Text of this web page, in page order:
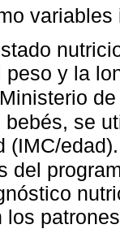
peso y la
se
(IMC/
del
los